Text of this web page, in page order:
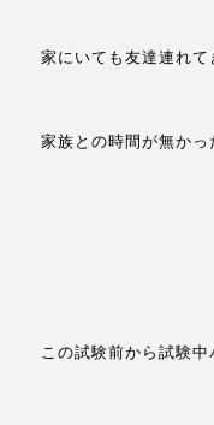
家にいても友達連れて
家族との時間が無かっ
この試験前から試験